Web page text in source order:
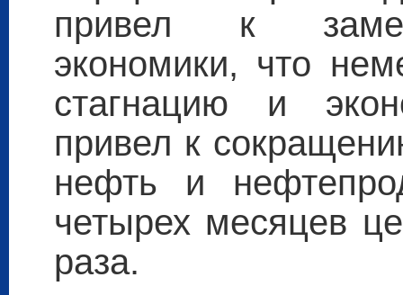
привел к
экономики, что
стагнацию и
привел к
нефть и
четырех месяцев
раза.